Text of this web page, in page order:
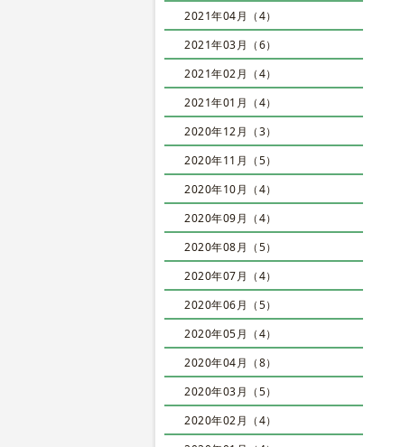
2021年04月（4）
2021年03月（6）
2021年02月（4）
2021年01月（4）
2020年12月（3）
2020年11月（5）
2020年10月（4）
2020年09月（4）
2020年08月（5）
2020年07月（4）
2020年06月（5）
2020年05月（4）
2020年04月（8）
2020年03月（5）
2020年02月（4）